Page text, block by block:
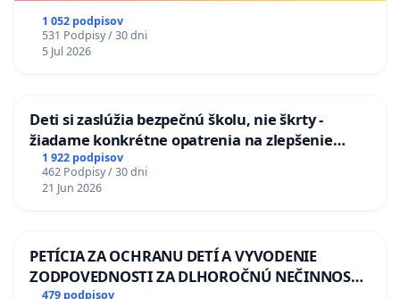
1 052 podpisov
531 Podpisy / 30 dni
5 Jul 2026
Deti si zaslúžia bezpečnú školu, nie škrty -
žiadame konkrétne opatrenia na zlepšenie
situácie v školstve
1 922 podpisov
462 Podpisy / 30 dni
21 Jun 2026
PETÍCIA ZA OCHRANU DETÍ A VYVODENIE
ZODPOVEDNOSTI ZA DLHOROČNÚ NEČINNOSŤ
479 podpisov